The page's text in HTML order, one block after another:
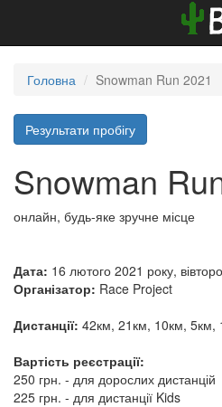
Головна Snowman Run 2021
Результати пробігу
Snowman
онлайн, будь-яке зручне місце
Дата: 16 лютого 2021 року,
Організатор: Race Project
Дистанції: 42км, 21км, 10км, 5км,
Вартість реєстрації:
250 грн. - для дорослих дистанцій
225 грн. - для дистанції Kids